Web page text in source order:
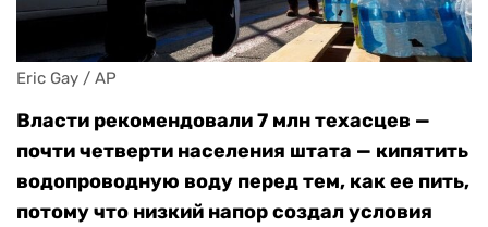
Eric Gay / AP
Власти рекомендовали 7 млн техасцев —
почти четверти населения штата — кипятить
водопроводную воду перед тем, как ее пить,
потому что низкий напор создал условия